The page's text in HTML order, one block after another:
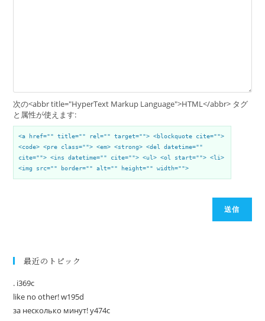
次の<abbr title="HyperText Markup Language">HTML</abbr> タグ
と属性が使えます:
<a href="" title="" rel="" target=""> <blockquote cite="">
<code> <pre class=""> <em> <strong> <del datetime=""
cite=""> <ins datetime="" cite=""> <ul> <ol start=""> <li>
<img src="" border="" alt="" height="" width="">
送信
最近のトピック
. i369c
like no other! w195d
за несколько минут! y474c